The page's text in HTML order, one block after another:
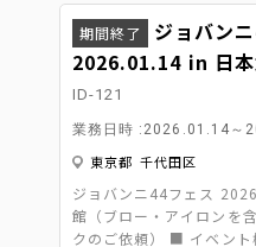
★ヘアメイク 報酬 45000円＋交通費 (ヘア
セット&メイク 30〜40分
ヘアのみ 報酬 30000円＋交通費 (ヘアセット
15〜20分で仕上げられる方) ★メイクの
酬15000円＋交通費 （メ
げる方） ★学生アシス
等 ※クライアント様より成人式に参加してく
れた方には、芸能メディ
MV案件等のお仕事も優先的に
ろしくお願いします。
期間終了
2026.01.14 in 日本
ー・アイロンを含む
イクのご依頼）
ID-121
業務日時 :2026.01.14～
東京都 千代田区
ジョバンニ44フェス
館（ブロー・アイロンを
クのご依頼） ■ イベント概要 イベント名：ジ